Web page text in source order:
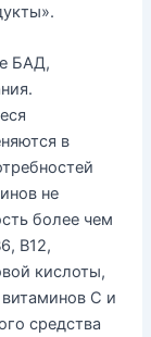
БАД,
в
не
более чем
В12,
кислоты,
С и
средства